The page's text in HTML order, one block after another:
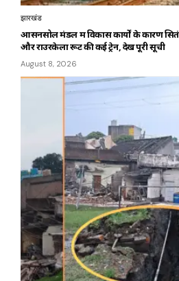
झारखंड
आसनसोल मंडल में विकास कार्यों के कारण सितंबर
और राउरकेला रूट की कई ट्रेनें, देखें पूरी सूची
August 8, 2026